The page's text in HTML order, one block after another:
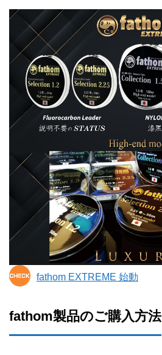
fathom EXTREME 始動
fathom製品のご購入方法